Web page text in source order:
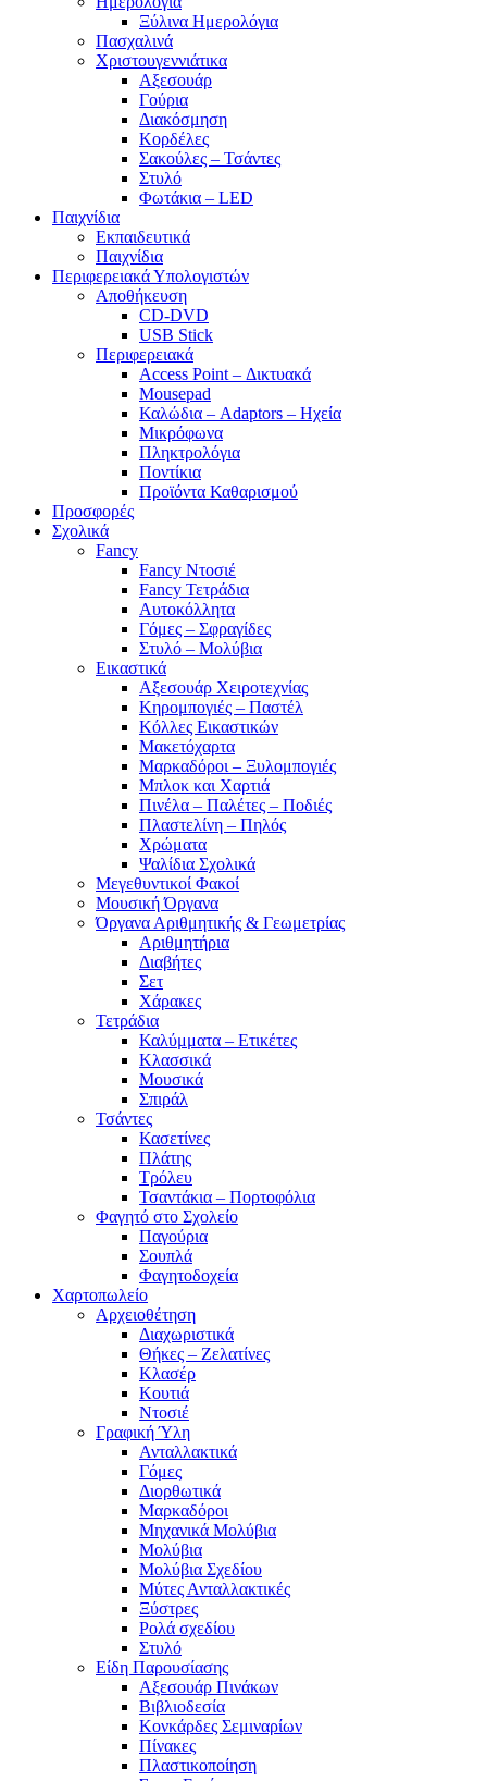
Ξύλινα Ημερολόγια
Πασχαλινά
Χριστουγεννιάτικα
Αξεσουάρ
Γούρια
Διακόσμηση
Κορδέλες
Σακούλες – Τσάντες
Στυλό
Φωτάκια – LED
Παιχνίδια
Εκπαιδευτικά
Παιχνίδια
Περιφερειακά Υπολογιστών
Αποθήκευση
CD-DVD
USB Stick
Περιφερειακά
Access Point – Δικτυακά
Mousepad
Καλώδια – Adaptors – Ηχεία
Μικρόφωνα
Πληκτρολόγια
Ποντίκια
Προϊόντα Καθαρισμού
Προσφορές
Σχολικά
Fancy
Fancy Ντοσιέ
Fancy Τετράδια
Αυτοκόλλητα
Γόμες – Σφραγίδες
Στυλό – Μολύβια
Εικαστικά
Αξεσουάρ Χειροτεχνίας
Κηρομπογιές – Παστέλ
Κόλλες Εικαστικών
Μακετόχαρτα
Μαρκαδόροι – Ξυλομπογιές
Μπλοκ και Χαρτιά
Πινέλα – Παλέτες – Ποδιές
Πλαστελίνη – Πηλός
Χρώματα
Ψαλίδια Σχολικά
Μεγεθυντικοί Φακοί
Μουσική Όργανα
Όργανα Αριθμητικής & Γεωμετρίας
Αριθμητήρια
Διαβήτες
Σετ
Χάρακες
Τετράδια
Καλύμματα – Ετικέτες
Κλασσικά
Μουσικά
Σπιράλ
Τσάντες
Κασετίνες
Πλάτης
Τρόλευ
Τσαντάκια – Πορτοφόλια
Φαγητό στο Σχολείο
Παγούρια
Σουπλά
Φαγητοδοχεία
Χαρτοπωλείο
Αρχειοθέτηση
Διαχωριστικά
Θήκες – Ζελατίνες
Κλασέρ
Κουτιά
Ντοσιέ
Γραφική Ύλη
Ανταλλακτικά
Γόμες
Διορθωτικά
Μαρκαδόροι
Μηχανικά Μολύβια
Μολύβια
Μολύβια Σχεδίου
Μύτες Ανταλλακτικές
Ξύστρες
Ρολά σχεδίου
Στυλό
Είδη Παρουσίασης
Αξεσουάρ Πινάκων
Βιβλιοδεσία
Κονκάρδες Σεμιναρίων
Πίνακες
Πλαστικοποίηση